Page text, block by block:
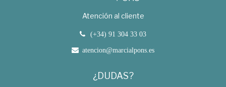
Atención al cliente
(+34) 91 304 33 03
atencion@marcialpons.es
¿DUDAS?